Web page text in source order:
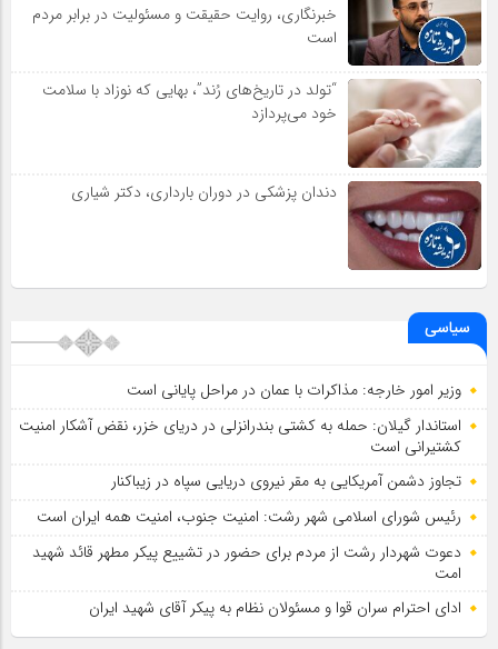
خبرنگاری، روایت حقیقت و مسئولیت‌ در برابر مردم
است
“تولد در تاریخ‌های رُند”، بهایی که نوزاد با سلامت
خود می‌پردازد
دندان پزشکی در دوران بارداری، دکتر شیاری
سیاسی
وزیر امور خارجه: مذاکرات با عمان در مراحل پایانی است
استاندار گیلان: حمله به کشتی بندرانزلی در دریای خزر، نقض آشکار امنیت
کشتیرانی است
تجاوز دشمن آمریکایی به مقر نیروی دریایی سپاه در زیباکنار
رئیس شورای اسلامي شهر رشت: امنیت جنوب، امنیت همه ایران است
دعوت شهردار رشت از مردم برای حضور در تشییع پیکر مطهر قائد شهید
امت
ادای احترام سران قوا و مسئولان نظام به پیکر آقای شهید ایران